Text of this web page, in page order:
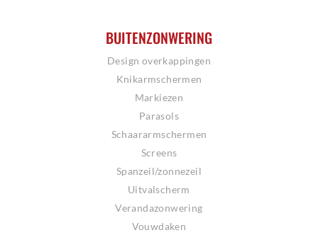
BUITENZONWERING
Design overkappingen
Knikarmschermen
Markiezen
Parasols
Schaararmschermen
Screens
Spanzeil/zonnezeil
Uitvalscherm
Verandazonwering
Vouwdaken